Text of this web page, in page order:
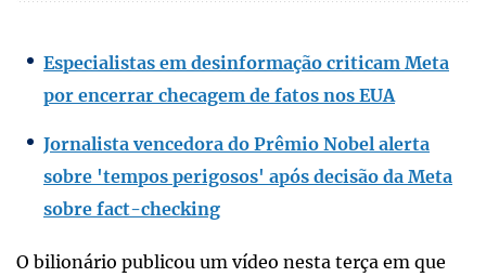
Especialistas em desinformação criticam Meta
por encerrar checagem de fatos nos EUA
Jornalista vencedora do Prêmio Nobel alerta
sobre 'tempos perigosos' após decisão da Meta
sobre fact-checking
O bilionário publicou um vídeo nesta terça em que